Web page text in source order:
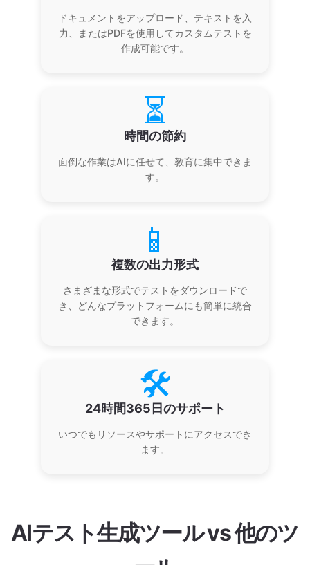
ドキュメントをアップロード、テキストを入
力、またはPDFを使用してカスタムテストを
作成可能です。
⏳
時間の節約
面倒な作業はAIに任せて、教育に集中できま
す。
📱
複数の出力形式
さまざまな形式でテストをダウンロードで
き、どんなプラットフォームにも簡単に統合
できます。
🛠️
24時間365日のサポート
いつでもリソースやサポートにアクセスでき
ます。
AIテスト生成ツール vs 他のツ